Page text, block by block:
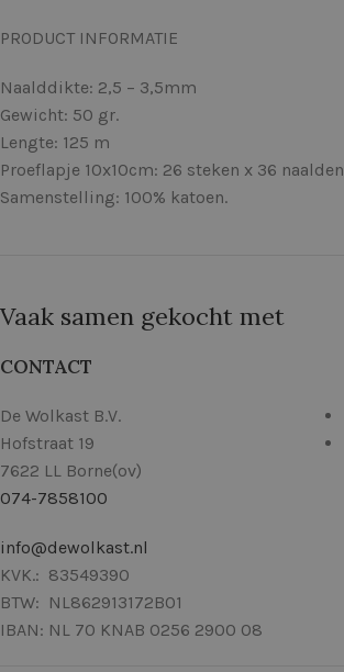
PRODUCT INFORMATIE
Naalddikte: 2,5 – 3,5mm
Gewicht: 50 gr.
Lengte: 125 m
Proeflapje 10x10cm: 26 steken x 36 naalden
Samenstelling: 100% katoen.
Vaak samen gekocht met
CONTACT
De Wolkast B.V.
Hofstraat 19
7622 LL Borne(ov)
074-7858100
info@dewolkast.nl
KVK.: 83549390
BTW: NL862913172B01
IBAN: NL 70 KNAB 0256 2900 08